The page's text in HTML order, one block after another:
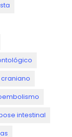
intestinal